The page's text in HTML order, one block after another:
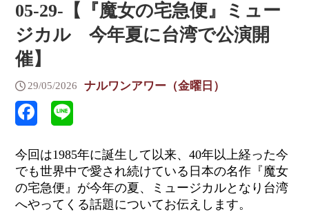
05-29-【『魔女の宅急便』ミュー
ジカル 今年夏に台湾で公演開
催】
29/05/2026 ナルワンアワー（金曜日）
今回は1985年に誕生して以来、40年以上経った今
でも世界中で愛され続けている日本の名作『魔女
の宅急便』が今年の夏、ミュージカルとなり台湾
へやってくる話題についてお伝えします。